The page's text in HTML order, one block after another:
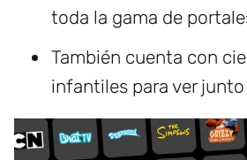
toda la gama de
También cuenta con
infantiles para ver